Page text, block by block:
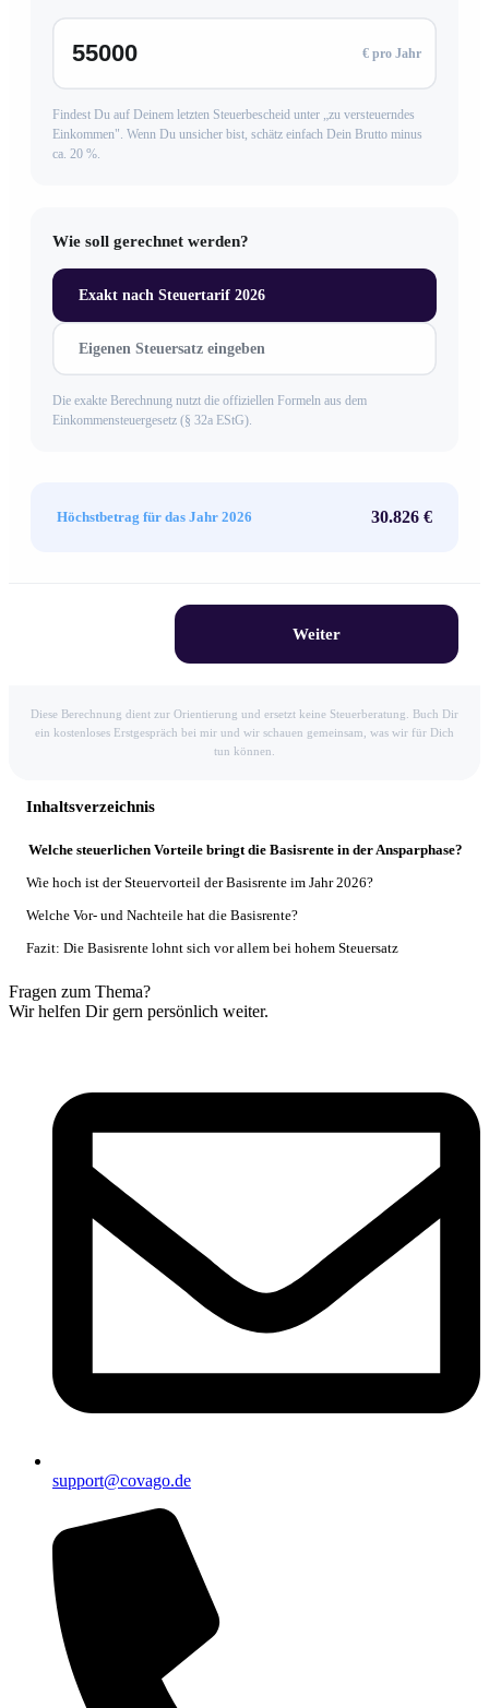
€ pro Jahr
Findest Du auf Deinem letzten Steuerbescheid unter „zu versteuerndes
Einkommen". Wenn Du unsicher bist, schätz einfach Dein Brutto minus
ca. 20 %.
Wie soll gerechnet werden?
Exakt nach Steuertarif 2026
Eigenen Steuersatz eingeben
Die exakte Berechnung nutzt die offiziellen Formeln aus dem
Einkommensteuergesetz (§ 32a EStG).
Höchstbetrag für das Jahr 2026 30.826 €
Weiter
Diese Berechnung dient zur Orientierung und ersetzt keine Steuerberatung. Buch Dir
ein kostenloses Erstgespräch bei mir und wir schauen gemeinsam, was wir für Dich
tun können.
Inhaltsverzeichnis
Welche steuerlichen Vorteile bringt die Basisrente in der Ansparphase?
Wie hoch ist der Steuervorteil der Basisrente im Jahr 2026?
Welche Vor- und Nachteile hat die Basisrente?
Fazit: Die Basisrente lohnt sich vor allem bei hohem Steuersatz
Fragen zum Thema?
Wir helfen Dir gern persönlich weiter.
support@covago.de